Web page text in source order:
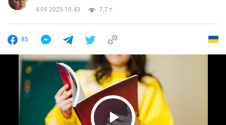
4.09.2025 10:43 7,7 т.
85